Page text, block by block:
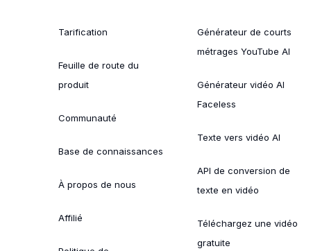
Tarification
Feuille de route du
produit
Communauté
Base de connaissances
À propos de nous
Affilié
Générateur de courts
métrages YouTube AI
Générateur vidéo AI
Faceless
Texte vers vidéo AI
API de conversion de
texte en vidéo
Téléchargez une vidéo
gratuite